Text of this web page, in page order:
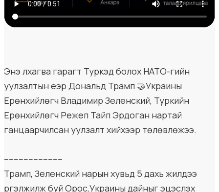
Энэ лхагва гарагт Туркэд болох НАТО-гийн
уулзалтын үеэр Дональд Трамп 🤝Украины
Ерөнхийлөгч Владимир Зеленский, Туркийн
Ерөнхийлөгч Режеп Тайп Эрдоган нартай
ганцаарчилсан уулзалт хийхээр төлөвлөжээ.
------------------------
Трамп, Зеленский нарын хувьд 5 дахь жилдээ
үргэлжилж буй Орос,Украины дайныг эцэслэх